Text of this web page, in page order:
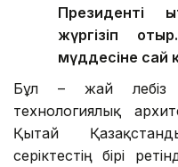
Президенті
жүргізіп
мүддесіне сай
Бұл – жай лебіз
технологиялық
Қытай
серіктестің бірі